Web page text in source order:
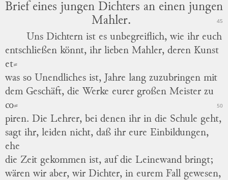
Brief eines jungen Dichters an einen jungen
45
Mahler.
Uns Dichtern ist es unbegreiflich, wie ihr euch
entschließen könnt, ihr lieben Mahler, deren Kunst
et⸗
was so Unendliches ist, Jahre lang zuzubringen mit
dem Geschäft, die Werke eurer großen Meister zu
co⸗ 50
piren. Die Lehrer, bei denen ihr in die Schule geht,
sagt ihr, leiden nicht, daß ihr eure Einbildungen,
ehe
die Zeit gekommen ist, auf die Leinewand bringt;
wären wir aber, wir Dichter, in eurem Fall gewesen,